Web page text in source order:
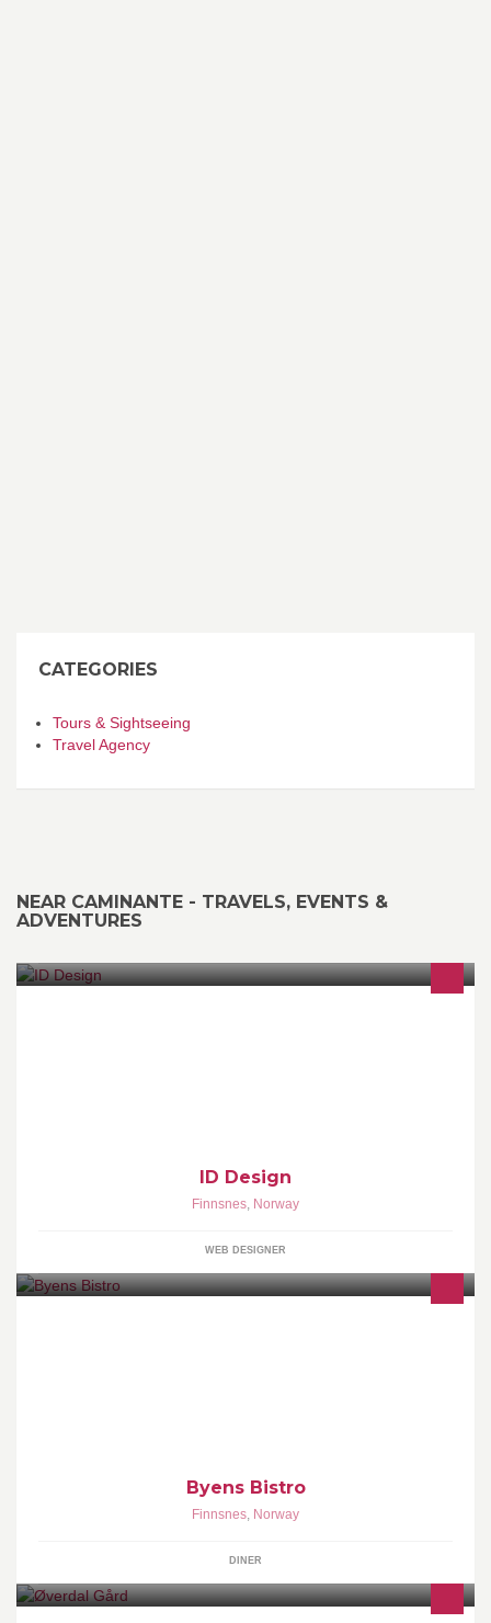
CATEGORIES
Tours & Sightseeing
Travel Agency
NEAR CAMINANTE - TRAVELS, EVENTS &
ADVENTURES
ID Design
Finnsnes, Norway
WEB DESIGNER
Byens Bistro
Finnsnes, Norway
DINER